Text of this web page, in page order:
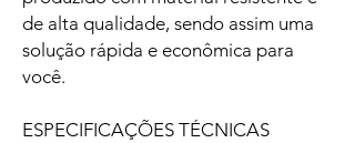
de alta qualidade, sendo assim uma
solução rápida e econômica para
você.
ESPECIFICAÇÕES TÉCNICAS